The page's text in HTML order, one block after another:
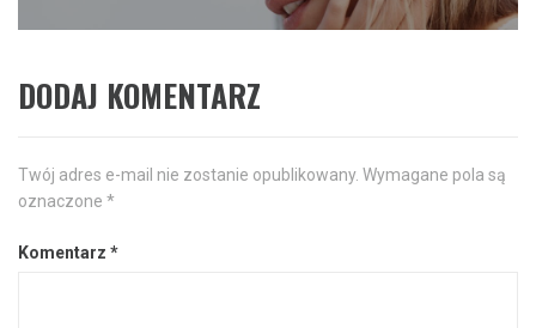
DODAJ KOMENTARZ
Twój adres e-mail nie zostanie opublikowany. Wymagane pola są
oznaczone *
Komentarz *